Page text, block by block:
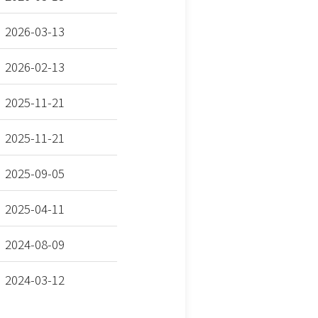
2026-03-13
2026-02-13
2025-11-21
2025-11-21
2025-09-05
2025-04-11
2024-08-09
2024-03-12